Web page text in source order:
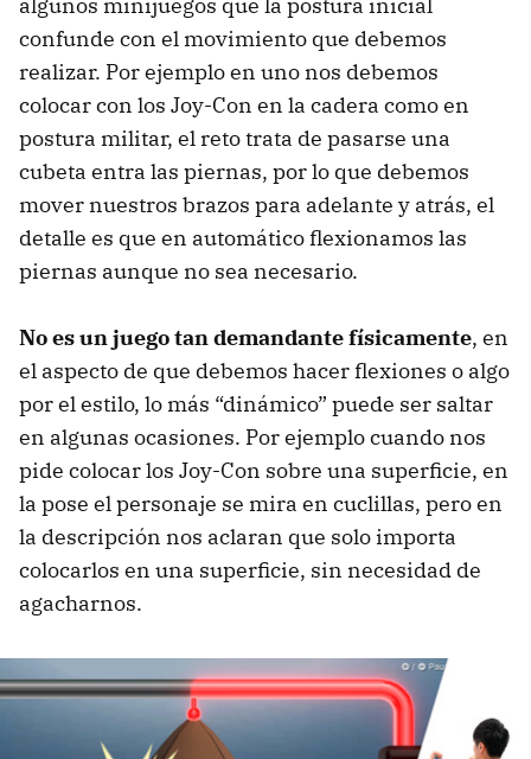
algunos minijuegos que la postura inicial
confunde con el movimiento que debemos
realizar. Por ejemplo en uno nos debemos
colocar con los Joy-Con en la cadera como en
postura militar, el reto trata de pasarse una
cubeta entra las piernas, por lo que debemos
mover nuestros brazos para adelante y atrás, el
detalle es que en automático flexionamos las
piernas aunque no sea necesario.
No es un juego tan demandante físicamente, en
el aspecto de que debemos hacer flexiones o algo
por el estilo, lo más “dinámico” puede ser saltar
en algunas ocasiones. Por ejemplo cuando nos
pide colocar los Joy-Con sobre una superficie, en
la pose el personaje se mira en cuclillas, pero en
la descripción nos aclaran que solo importa
colocarlos en una superficie, sin necesidad de
agacharnos.